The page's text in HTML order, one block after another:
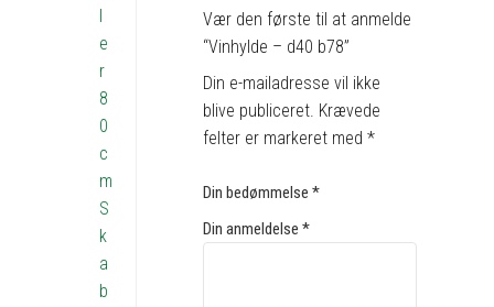
Vær den første til at anmelde
“Vinhylde – d40 b78”
Din e-mailadresse vil ikke
blive publiceret. Krævede
felter er markeret med*
Din bedømmelse*
Din anmeldelse*
l
e
r
8
0
c
m
S
k
a
b